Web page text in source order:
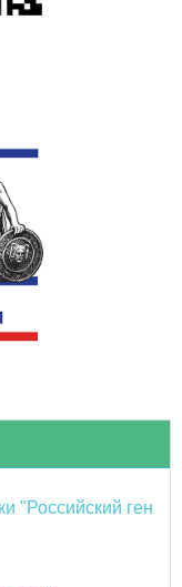
"Российский ген